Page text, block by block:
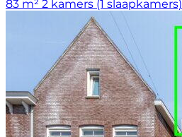
83 m² 2 kamers (1 slaapkamers)